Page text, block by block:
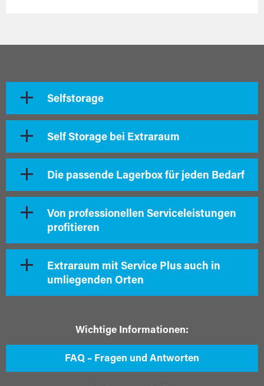
Selfstorage
Self Storage bei Extraraum
Die passende Lagerbox für jeden Bedarf
Von professionellen Serviceleistungen
profitieren
Extraraum mit Service Plus auch in
umliegenden Orten
Wichtige Informationen:
FAQ – Fragen und Antworten